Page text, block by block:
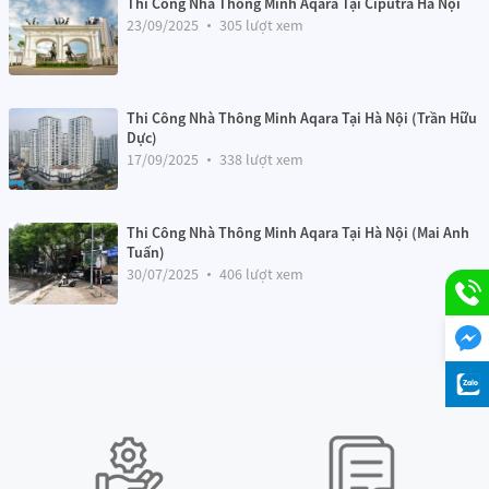
mở nhạc với âm lượng lớn.
Trung tâm điều khiển nhà thông minh
hoạt động nhưhub trung tâm HomeKit
. Điều này cho phép bạn:
Điều khiển các thiết bị thông minh từ xa thông qua ứng dụng
23/09/2025
305 lượt xem
Thi Công Nhà Thông Minh Aqara Tại Hà Nội (Trần Hữu
Dực)
17/09/2025
338 lượt xem
Thi Công Nhà Thông Minh Aqara Tại Hà Nội (Mai Anh
Tuấn)
30/07/2025
406 lượt xem